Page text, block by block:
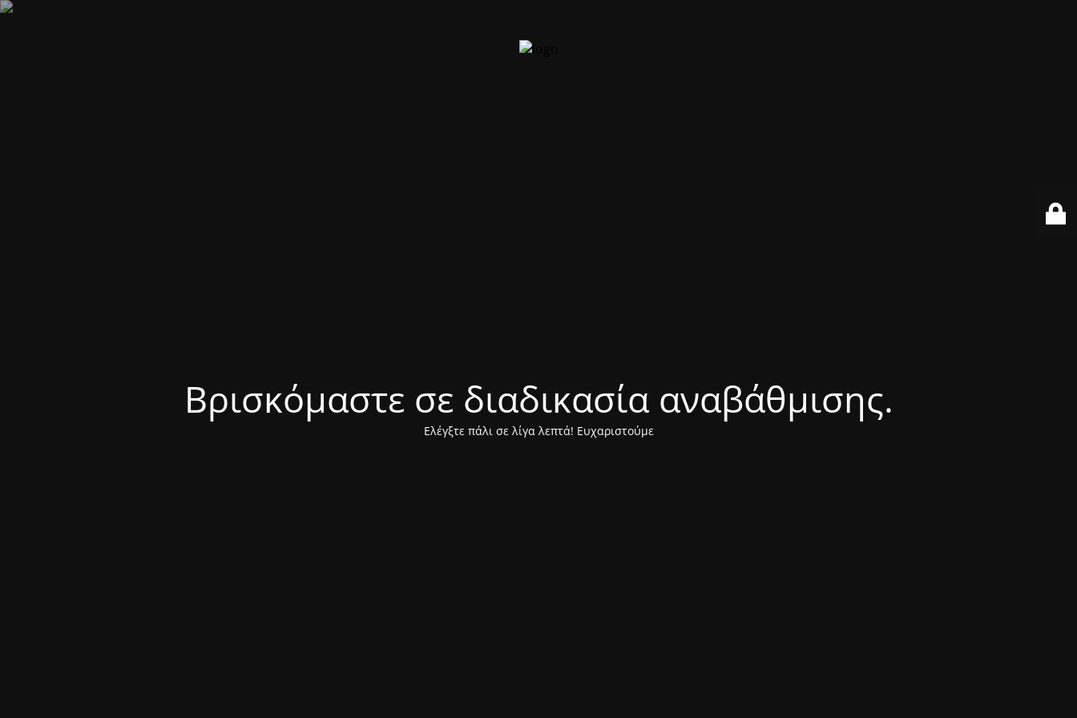
Βρισκόμαστε σε διαδικασία αναβάθμισης.
Ελέγξτε πάλι σε λίγα λεπτά! Ευχαριστούμε